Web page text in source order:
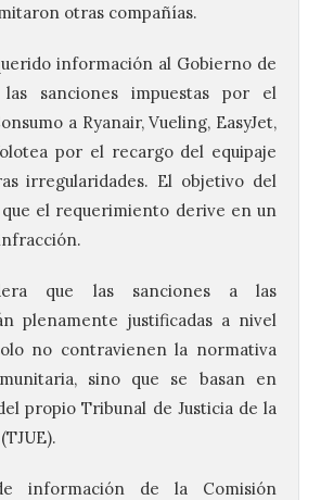
otras compañías.
información al Gobierno de
las sanciones impuestas por el
a Ryanair, Vueling, EasyJet,
por el recargo del equipaje
irregularidades. El objetivo del
el requerimiento derive en un
que las sanciones a las
plenamente justificadas a nivel
no contravienen la normativa
sino que se basan en
propio Tribunal de Justicia de la
información de la Comisión